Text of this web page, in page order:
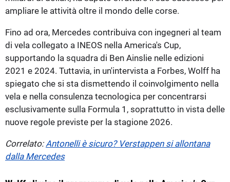
ampliare le attività oltre il mondo delle corse.
Fino ad ora, Mercedes contribuiva con ingegneri al team
di vela collegato a INEOS nella America's Cup,
supportando la squadra di Ben Ainslie nelle edizioni
2021 e 2024. Tuttavia, in un'intervista a Forbes, Wolff ha
spiegato che si sta dismettendo il coinvolgimento nella
vela e nella consulenza tecnologica per concentrarsi
esclusivamente sulla Formula 1, soprattutto in vista delle
nuove regole previste per la stagione 2026.
Correlato: Antonelli è sicuro? Verstappen si allontana
dalla Mercedes